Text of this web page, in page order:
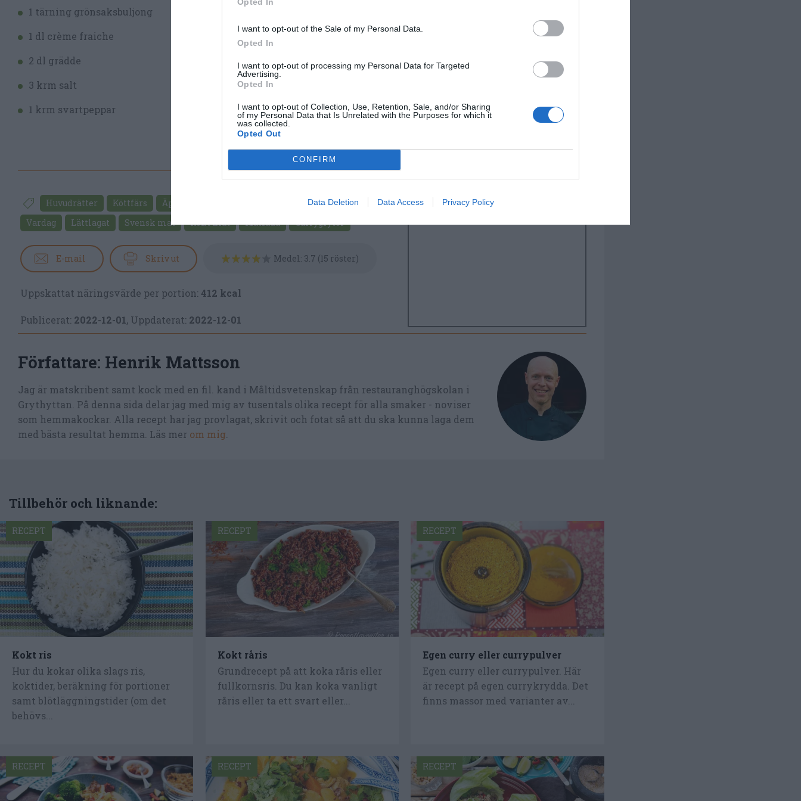
I want to opt-out of the Sale of my Personal Data.
Opted In
I want to opt-out of processing my Personal Data for Targeted
Advertising.
Opted In
I want to opt-out of Collection, Use, Retention, Sale, and/or Sharing
of my Personal Data that Is Unrelated with the Purposes for which it
was collected.
Opted Out
CONFIRM
Data Deletion Data Access Privacy Policy
1 tärning grönsaksbuljong
1 dl crème fraiche
2 dl grädde
3 krm salt
1 krm svartpeppar
Servera med kokt ris samt gärna extra sambal oelek, mango chutney,
grönsallad och tärnad tomat och/eller annan sallad eller
grönsakstillbehör.
Huvudrätter Köttfärs Äpplen Grädde
Vitlök
Vardag
Lättlagat Svensk mat Kokt mat Matlåda Currygrytor
E-mail Skriv ut Medel: 3.7 (15 röster)
Uppskattat näringsvärde per portion: 412 kcal
Publicerat: 2022-12-01, Uppdaterat: 2022-12-01
Författare: Henrik Mattsson
Jag är matskribent samt kock med en fil. kand i Måltidsvetenskap från restauranghögskolan i
Grythyttan. På denna sida delar jag med mig av tusentals olika recept för alla smaker - noviser
som hemmakockar. Alla recept har jag provlagat, skrivit och fotat så att du ska kunna laga dem
med bästa resultat hemma. Läs mer om mig
Tillbehör och liknande:
Kokt ris
Hur du kokar olika slags ris,
koktider, beräkning för portioner
samt blötläggningstider (om det
behövs...
RECEPT
Kokt råris
Grundrecept på att koka råris eller
fullkornsris. Du kan koka vanligt
råris eller ta ett svart eller...
RECEPT
Egen curry eller currypulver
Egen curry eller currypulver. Här
är recept på egen currykrydda. Det
finns massor med varianter av...
RECEPT
RECEPT RECEPT RECEPT